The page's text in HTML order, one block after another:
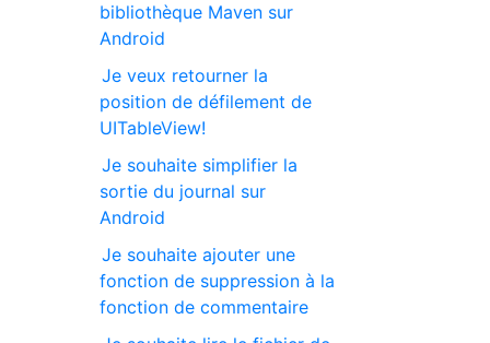
bibliothèque Maven sur
Android
Je veux retourner la
position de défilement de
UITableView!
Je souhaite simplifier la
sortie du journal sur
Android
Je souhaite ajouter une
fonction de suppression à la
fonction de commentaire